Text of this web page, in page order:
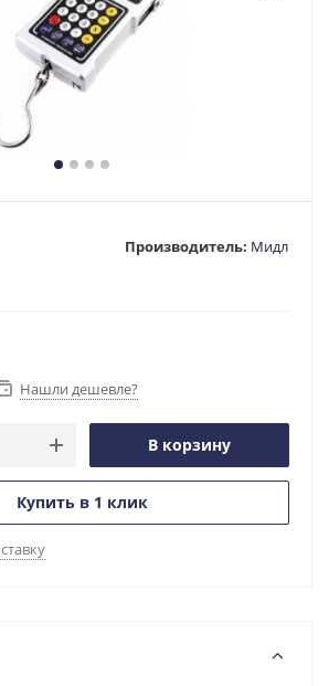
Производитель: Мидл
Нашли дешевле?
В корзину
Купить в 1 клик